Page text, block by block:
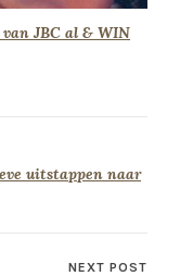
JBC al & WIN
uitstappen naar
NEXT POST